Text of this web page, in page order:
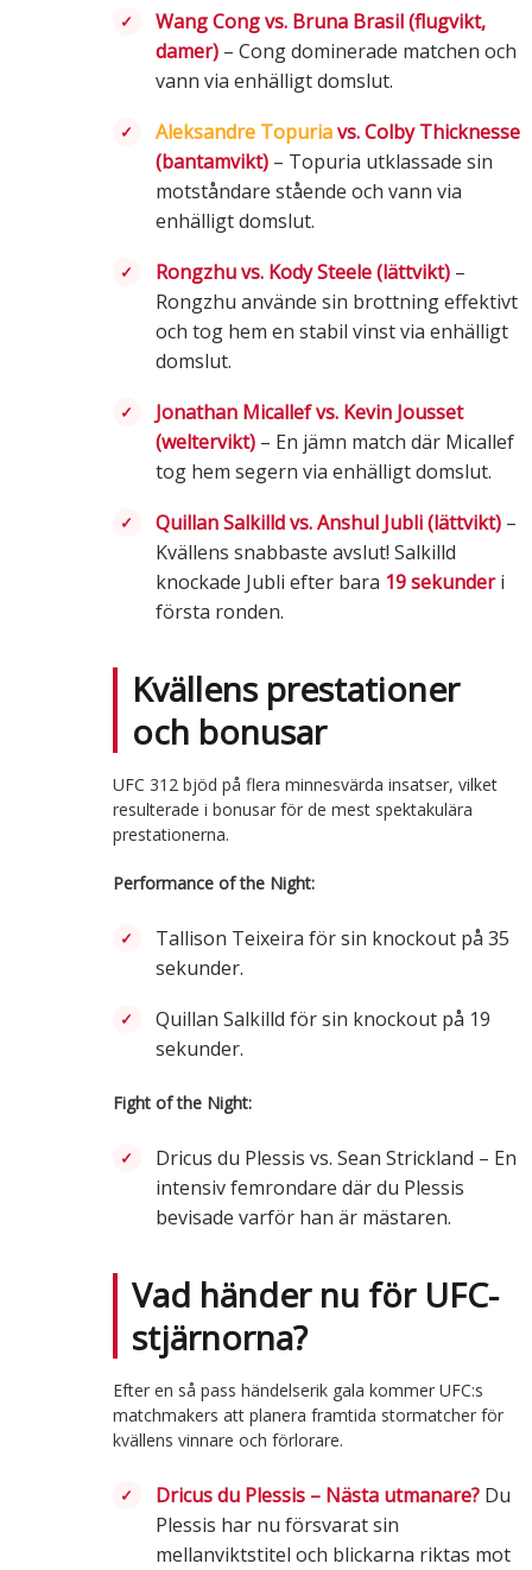
Wang Cong vs. Bruna Brasil (flugvikt,
damer)– Cong dominerade matchen och
vann via enhälligt domslut.
Aleksandre Topuriavs. Colby Thicknesse
(bantamvikt)– Topuria utklassade sin
motståndare stående och vann via
enhälligt domslut.
Rongzhu vs. Kody Steele (lättvikt)–
Rongzhu använde sin brottning effektivt
och tog hem en stabil vinst via enhälligt
domslut.
Jonathan Micallef vs. Kevin Jousset
(weltervikt)– En jämn match där Micallef
tog hem segern via enhälligt domslut.
Quillan Salkilld vs. Anshul Jubli (lättvikt)–
Kvällens snabbaste avslut! Salkilld
knockade Jubli efter bara 19 sekunderi
första ronden.
Kvällens prestationer
och bonusar
UFC 312 bjöd på flera minnesvärda insatser, vilket
resulterade i bonusar för de mest spektakulära
prestationerna.
Performance of the Night:
Tallison Teixeira för sin knockout på 35
sekunder.
Quillan Salkilld för sin knockout på 19
sekunder.
Fight of the Night:
Dricus du Plessis vs. Sean Strickland – En
intensiv femrondare där du Plessis
bevisade varför han är mästaren.
Vad händer nu för UFC-
stjärnorna?
Efter en så pass händelserik gala kommer UFC:s
matchmakers att planera framtida stormatcher för
kvällens vinnare och förlorare.
Dricus du Plessis – Nästa utmanare? Du
Plessis har nu försvarat sin
mellanviktstitel och blickarna riktas mot